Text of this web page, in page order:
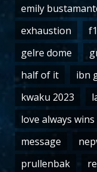
emily
exhaustion
gelre dome
half of it
ibn
kwaku 2023
love always
message
prullenbak